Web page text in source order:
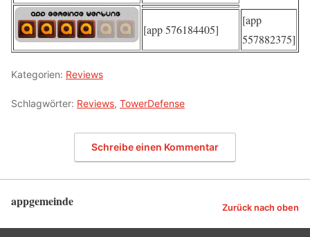
[app 576184405]
[app
557882375]
Kategorien: Reviews
Schlagwörter: Reviews, TowerDefense
Schreibe einen Kommentar
appgemeinde Zurück nach oben